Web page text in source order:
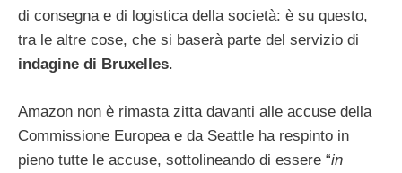
di consegna e di logistica della società: è su questo,
tra le altre cose, che si baserà parte del servizio di
indagine di Bruxelles.
Amazon non è rimasta zitta davanti alle accuse della
Commissione Europea e da Seattle ha respinto in
pieno tutte le accuse, sottolineando di essere “in